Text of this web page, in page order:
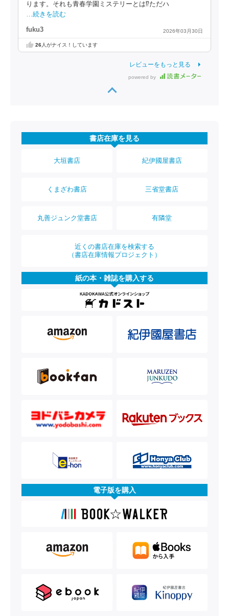
ります。それも青春学園ミステリーとは⁉︎ただハ
…続きを読む
fuku3 2026年03月30日
26人がナイス！しています
レビューをもっと見る
powered by
書店在庫を見る
大垣書店 紀伊國屋書店
くまざわ書店 三省堂書店
丸善ジュンク堂書店 有隣堂
近くの書店在庫を検索する
（書店在庫情報プロジェクト）
紙の本・雑誌を購入する
電子版を購入